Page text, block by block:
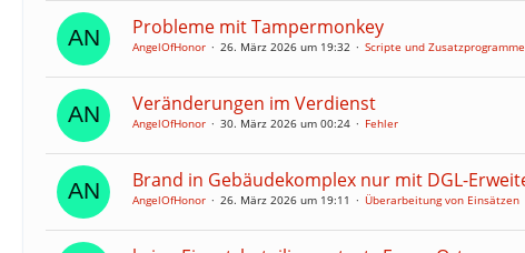
Probleme mit Tampermonkey
AngelOfHonor 26. März 2026 um 19:32 Scripte und Zusatzprogramme
Veränderungen im Verdienst
AngelOfHonor 30. März 2026 um 00:24 Fehler
Brand in Gebäudekomplex nur mit DGL-
AngelOfHonor 26. März 2026 um 19:11 Überarbeitung von Einsätzen